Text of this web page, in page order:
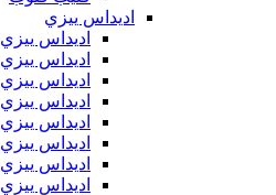
اديداس ييزي
اديداس ييزي 350
اديداس ييزي 350
اديداس ييزي 500
اديداس ييزي 500
اديداس ييزي 380
اديداس ييزي 380
اديداس ييزي 700
اديداس ييزي 700